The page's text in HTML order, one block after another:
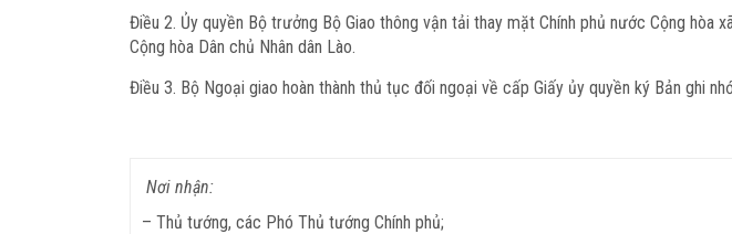
Điều 2. Ủy quyền Bộ trưởng Bộ Giao thông vận tải thay mặt Chính phủ nước Cộng hòa
Cộng hòa Dân chủ Nhân dân Lào.
Điều 3. Bộ Ngoại giao hoàn thành thủ tục đối ngoại về cấp Giấy ủy quyền ký Bản ghi
Nơi nhận:
– Thủ tướng, các Phó Thủ tướng Chính phủ;